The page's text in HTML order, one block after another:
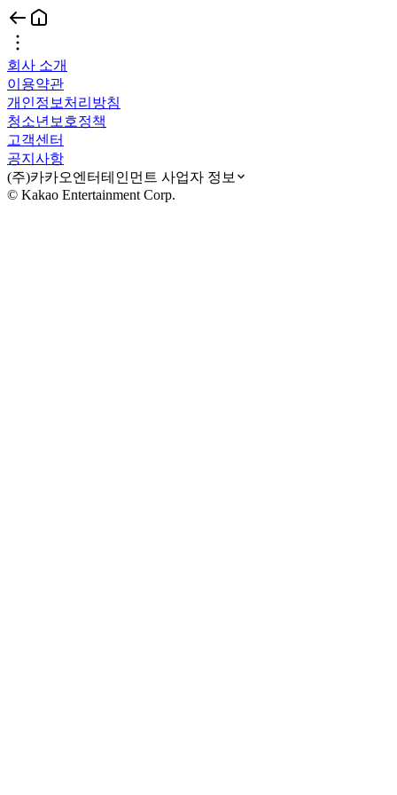
회사 소개
이용약관
개인정보처리방침
청소년보호정책
고객센터
공지사항
(주)카카오엔터테인먼트 사업자 정보
© Kakao Entertainment Corp.